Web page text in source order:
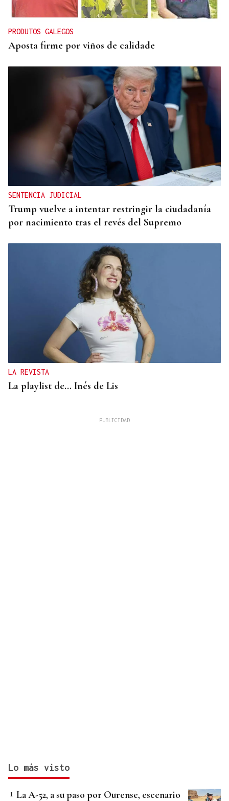
tras alcanzar un nuevo máximo histórico
PRODUTOS GALEGOS
Aposta firme por viños de calidade
SENTENCIA JUDICIAL
Trump vuelve a intentar restringir la ciudadanía
por nacimiento tras el revés del Supremo
LA REVISTA
La playlist de... Inés de Lis
Lo más visto
La A-52, a su paso por Ourense, escenario